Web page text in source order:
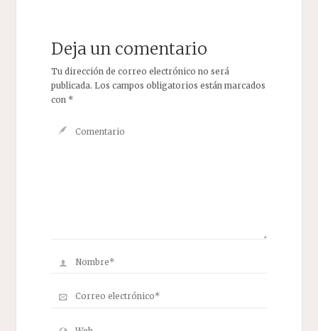
Deja un comentario
Tu dirección de correo electrónico no será
publicada. Los campos obligatorios están marcados
con *